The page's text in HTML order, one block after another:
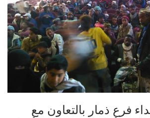
فرع ذمار بالتعاون مع